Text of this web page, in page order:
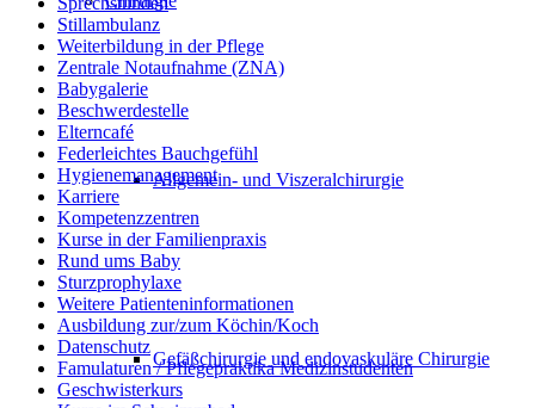
Allgemein- und Viszeralchirurgie
Gefäßchirurgie und endovaskuläre Chirurgie
Stillambulanz
Weiterbildung in der Pflege
Zentrale Notaufnahme (ZNA)
Babygalerie
Beschwerdestelle
Elterncafé
Federleichtes Bauchgefühl
Hygienemanagement
Karriere
Kompetenzzentren
Kurse in der Familienpraxis
Rund ums Baby
Sturzprophylaxe
Weitere Patienteninformationen
Ausbildung zur/zum Köchin/Koch
Datenschutz
Famulaturen / Pflegepraktika Medizinstudenten
Geschwisterkurs